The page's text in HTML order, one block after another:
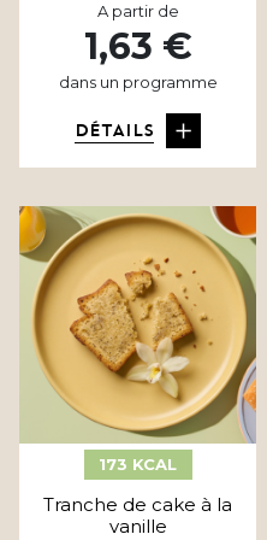
A partir de
1,63 €
dans un programme
DÉTAILS
173 KCAL
Tranche de cake à la
vanille